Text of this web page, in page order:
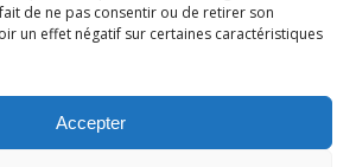
de ne pas consentir ou de retirer son
un effet négatif sur certaines caractéristiques
Accepter